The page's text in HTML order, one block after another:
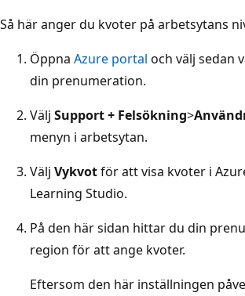
Så här anger du kvoter på arbetsytans
Öppna Azure portal och välj sedan
din prenumeration.
Välj Support + Felsökning>
menyn i arbetsytan.
Välj Vykvotför att visa kvoter i
Learning Studio.
På den här sidan hittar du din
region för att ange kvoter.
Eftersom den här inställningen